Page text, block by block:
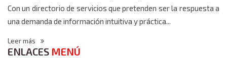
Con un directorio de servicios que pretenden ser la respuesta a
una demanda de información intuitiva y práctica...
Leer más
ENLACES MENÚ